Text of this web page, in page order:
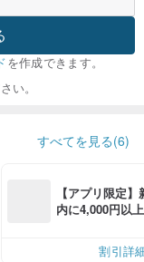
を作成できます。
い。
すべてを見る(6)
【アプリ限定
内に4,000円以
割引詳